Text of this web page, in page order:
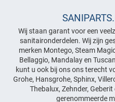
Wij staan garant voor een
sanitaironderdelen. Wij zijn
merken Montego, Steam
Bellaggio, Mandalay en
kunt u ook bij ons ons terecht
Grohe, Hansgrohe, Sphinx,
Thebalux, Zehnder, Geberit
gerenommeerde